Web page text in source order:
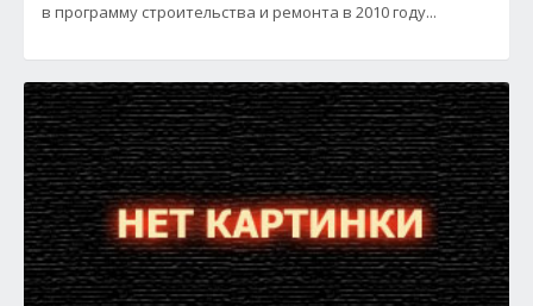
в программу строительства и ремонта в 2010 году...